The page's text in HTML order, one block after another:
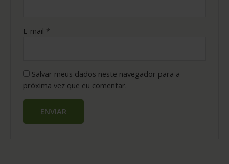
E-mail *
Salvar meus dados neste navegador para a
próxima vez que eu comentar.